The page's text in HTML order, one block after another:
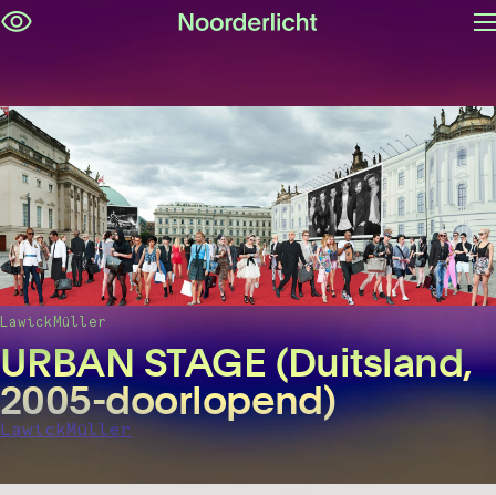
URBAN STAGE (Duitsland,
2005-doorlopend)
LawickMüller
LawickMüller